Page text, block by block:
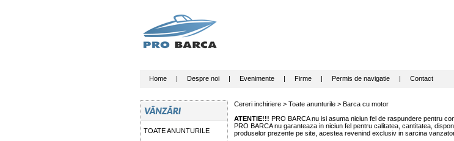
Home| Despre noi| Evenimente| Firme| Permis de navigatie| Contact
TOATE ANUNTURILE
Cereri inchiriere > Toate anunturile> Barca cu motor
ATENTIE!!! PRO BARCA nu isi asuma niciun fel de raspundere pentru
PRO BARCA nu garanteaza in niciun fel pentru calitatea, cantitatea,
produselor prezente pe site, acestea revenind exclusiv in sarcina